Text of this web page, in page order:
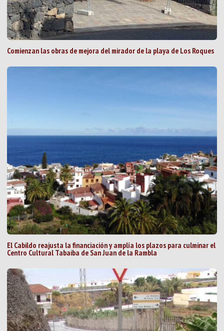
Comienzan las obras de mejora del mirador de la playa de Los Roques
El Cabildo reajusta la financiación y amplía los plazos para culminar el
Centro Cultural Tabaiba de San Juan de la Rambla